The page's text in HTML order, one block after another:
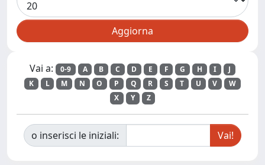
Vai a: 0-9 A B C D E F G H I
J
K
L M N O P Q R S T U V
W
X
Y Z
o inserisci le iniziali: